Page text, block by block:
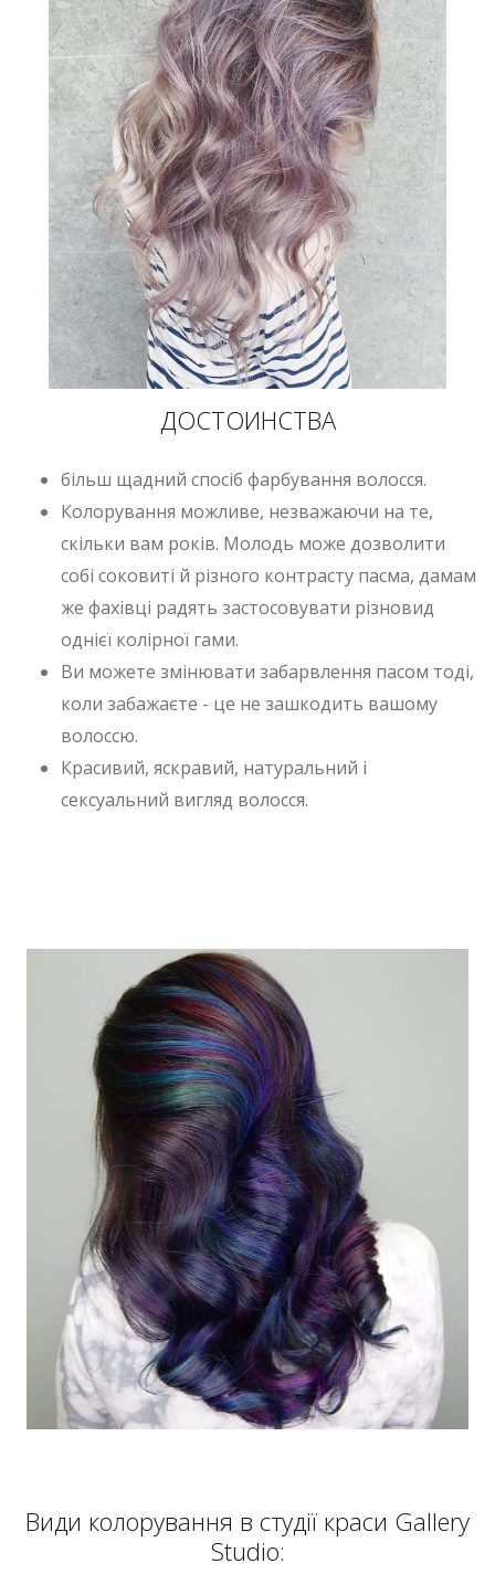
ДОСТОИНСТВА
більш щадний спосіб фарбування волосся.
Колорування можливе, незважаючи на те,
скільки вам років. Молодь може дозволити
собі соковиті й різного контрасту пасма, дамам
же фахівці радять застосовувати різновид
однієї колірної гами.
Ви можете змінювати забарвлення пасом тоді,
коли забажаєте - це не зашкодить вашому
волоссю.
Красивий, яскравий, натуральний і
сексуальний вигляд волосся.
Види колорування в студії краси Gallery
Studio: